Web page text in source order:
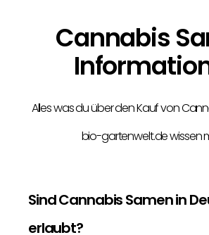
Cannabis
Alles was du über den Kauf von
bio-gartenwelt.de wissen
Sind Cannabis Samen in
erlaubt?